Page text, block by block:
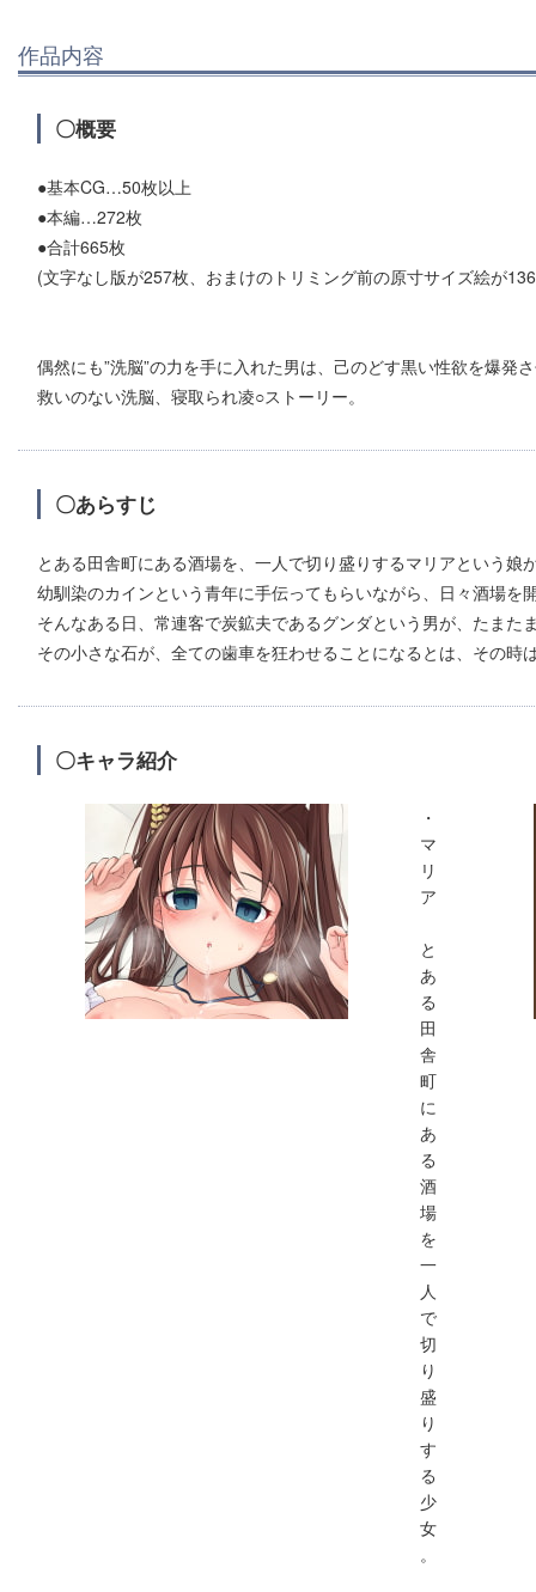
作品内容
〇概要
●基本CG…50枚以上
●本編…272枚
●合計665枚
(文字なし版が257枚、おまけのトリミング前の原寸サイズ絵が
偶然にも”洗脳”の力を手に入れた男は、己のどす黒い性欲を爆発
救いのない洗脳、寝取られ凌○ストーリー。
〇あらすじ
とある田舎町にある酒場を、一人で切り盛りするマリアという娘
幼馴染のカインという青年に手伝ってもらいながら、日々酒場を
そんなある日、常連客で炭鉱夫であるグンダという男が、たまた
その小さな石が、全ての歯車を狂わせることになるとは、その時
〇キャラ紹介
・
マ
リ
ア
と
あ
る
田
舎
町
に
あ
る
酒
場
を
一
人
で
切
り
盛
り
す
る
少
女
。